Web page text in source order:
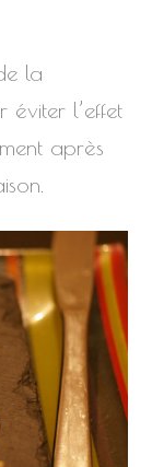
la
l’effet
après